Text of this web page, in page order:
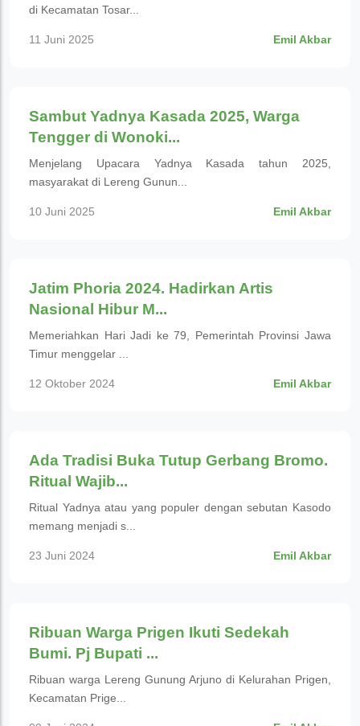
di Kecamatan Tosar...
11 Juni 2025 Emil Akbar
Sambut Yadnya Kasada 2025, Warga
Tengger di Wonoki...
Menjelang Upacara Yadnya Kasada tahun 2025,
masyarakat di Lereng Gunun...
10 Juni 2025 Emil Akbar
Jatim Phoria 2024. Hadirkan Artis
Nasional Hibur M...
Memeriahkan Hari Jadi ke 79, Pemerintah Provinsi Jawa
Timur menggelar ...
12 Oktober 2024 Emil Akbar
Ada Tradisi Buka Tutup Gerbang Bromo.
Ritual Wajib...
Ritual Yadnya atau yang populer dengan sebutan Kasodo
memang menjadi s...
23 Juni 2024 Emil Akbar
Ribuan Warga Prigen Ikuti Sedekah
Bumi. Pj Bupati ...
Ribuan warga Lereng Gunung Arjuno di Kelurahan Prigen,
Kecamatan Prige...